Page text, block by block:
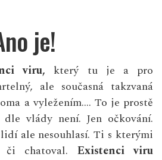
je!
viru, který tu je a pro
ale současná takzvaná
a vyležením…. To je prostě
vlády není. Jen očkování.
ale nesouhlasí. Ti s kterými
chatoval. Existenci viru